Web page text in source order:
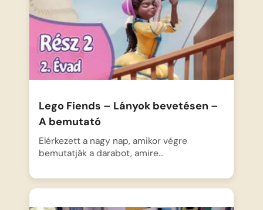
Lego Fiends – Lányok bevetésen –
A bemutató
Elérkezett a nagy nap, amikor végre
bemutatják a darabot, amire…